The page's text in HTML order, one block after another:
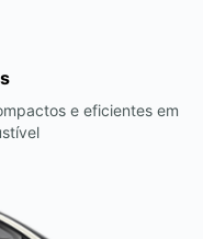
e eficientes em